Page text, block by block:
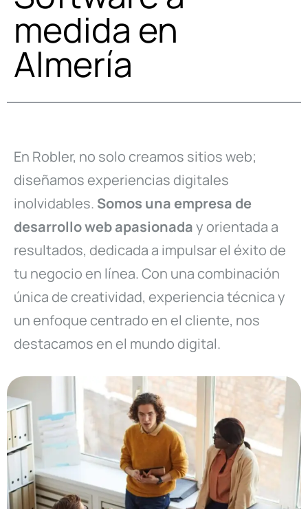
medida en
Almería
En Robler, no solo creamos sitios web;
diseñamos experiencias digitales
inolvidables. Somos una empresa de
desarrollo web apasionaday orientada a
resultados, dedicada a impulsar el éxito de
tu negocio en línea. Con una combinación
única de creatividad, experiencia técnica y
un enfoque centrado en el cliente, nos
destacamos en el mundo digital.